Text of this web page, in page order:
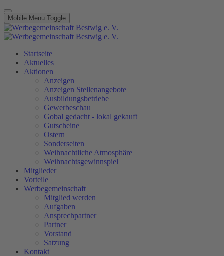
Mobile Menu Toggle
Startseite
Aktuelles
Aktionen
Anzeigen
Anzeigen Stellenangebote
Ausbildungsbetriebe
Gewerbeschau
Gobal gedacht - lokal gekauft
Gutscheine
Ostern
Sonderseiten
Weihnachtliche Atmosphäre
Weihnachtsgewinnspiel
Mitglieder
Vorteile
Werbegemeinschaft
Mitglied werden
Aufgaben
Ansprechpartner
Partner
Vorstand
Satzung
Kontakt